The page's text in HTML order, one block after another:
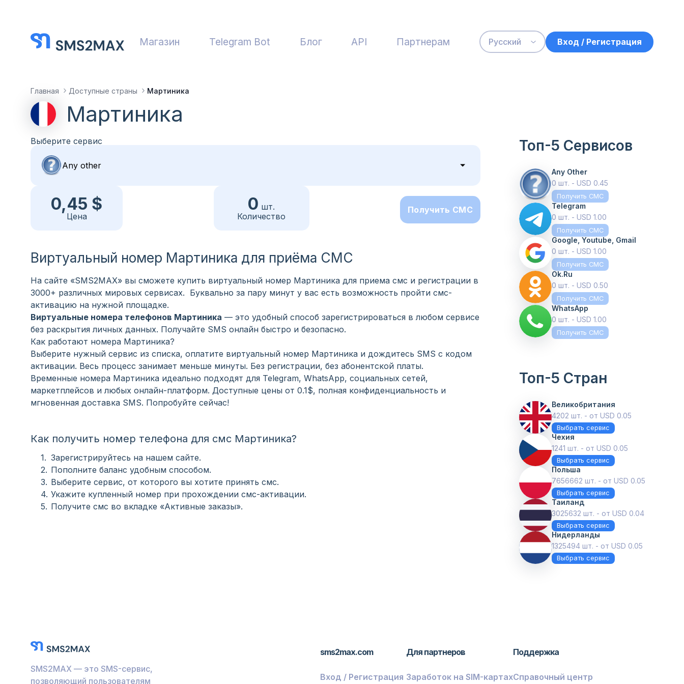
Магазин Telegram Bot Блог API Партнерам Русский Вход / Регистрация
Главная Доступные страны Мартиника
Мартиника
Выберите сервис
0,45 $
Цена
0 шт.
Количество
Получить СМС
Виртуальный номер Мартиника для приёма СМС
На сайте «SMS2MAX» вы сможете купить виртуальный номер Мартиника для приема смс и регистрации в
3000+ различных мировых сервисах. Буквально за пару минут у вас есть возможность пройти смс-
активацию на нужной площадке.
Виртуальные номера телефонов Мартиника — это удобный способ зарегистрироваться в любом сервисе
без раскрытия личных данных. Получайте SMS онлайн быстро и безопасно.
Как работают номера Мартиника?
Выберите нужный сервис из списка, оплатите виртуальный номер Мартиника и дождитесь SMS с кодом
активации. Весь процесс занимает меньше минуты. Без регистрации, без абонентской платы.
Временные номера Мартиника идеально подходят для Telegram, WhatsApp, социальных сетей,
маркетплейсов и любых онлайн-платформ. Доступные цены от 0.1$, полная конфиденциальность и
мгновенная доставка SMS. Попробуйте сейчас!
Как получить номер телефона для смс Мартиника?
Зарегистрируйтесь на нашем сайте.
Пополните баланс удобным способом.
Выберите сервис, от которого вы хотите принять смс.
Укажите купленный номер при прохождении смс-активации.
Получите смс во вкладке «Активные заказы».
Топ-5 Сервисов
Any Other
0 шт. - USD 0.45
Получить СМС
Telegram
0 шт. - USD 1.00
Получить СМС
Google, Youtube, Gmail
0 шт. - USD 1.00
Получить СМС
Ok.ru
0 шт. - USD 0.50
Получить СМС
WhatsApp
0 шт. - USD 1.00
Получить СМС
Топ-5 Стран
Великобритания
4202 шт. - от USD 0.05
Выбрать сервис
Чехия
1241 шт. - от USD 0.05
Выбрать сервис
Польша
7656662 шт. - от USD 0.05
Выбрать сервис
Таиланд
3025632 шт. - от USD 0.04
Выбрать сервис
Нидерланды
1325494 шт. - от USD 0.05
Выбрать сервис
SMS2MAX — это SMS-сервис,
позволяющий пользователям
sms2max.com
Вход / Регистрация
Для партнеров
Заработок на SIM-картах
Поддержка
Справочный центр